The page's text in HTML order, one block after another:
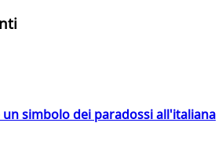
un simbolo dei paradossi all'italiana